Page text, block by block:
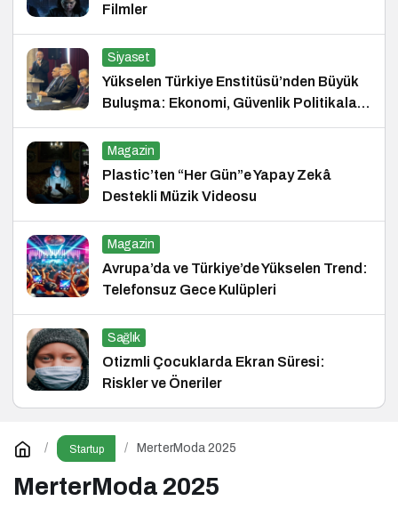
Filmler
Siyaset
Yükselen Türkiye Enstitüsü’nden Büyük
Buluşma: Ekonomi, Güvenlik Politikaları
ve Hukuk Konferansı
Magazin
Plastic’ten “Her Gün”e Yapay Zekâ
Destekli Müzik Videosu
Magazin
Avrupa’da ve Türkiye’de Yükselen Trend:
Telefonsuz Gece Kulüpleri
Sağlık
Otizmli Çocuklarda Ekran Süresi:
Riskler ve Öneriler
Startup MerterModa 2025
MerterModa 2025